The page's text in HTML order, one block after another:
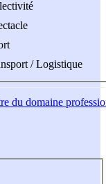
/ Logistique
du domaine